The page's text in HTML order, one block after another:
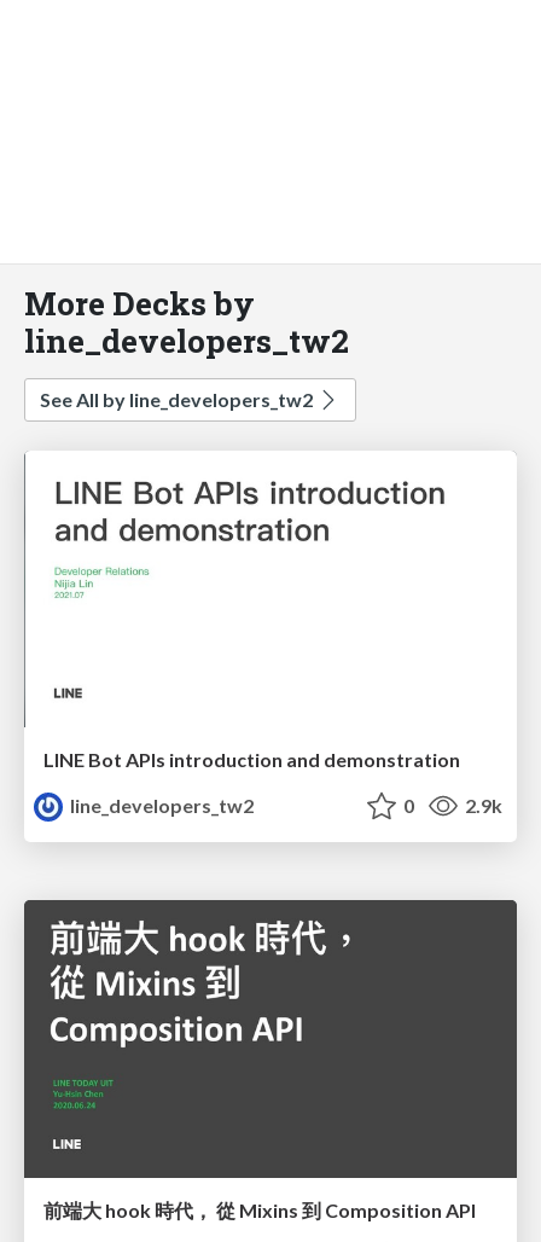
More Decks by
line_developers_tw2
See All by line_developers_tw2
LINE Bot APIs introduction and demonstration
line_developers_tw2
0 2.9k
前端大 hook 時代， 從 Mixins 到 Composition API